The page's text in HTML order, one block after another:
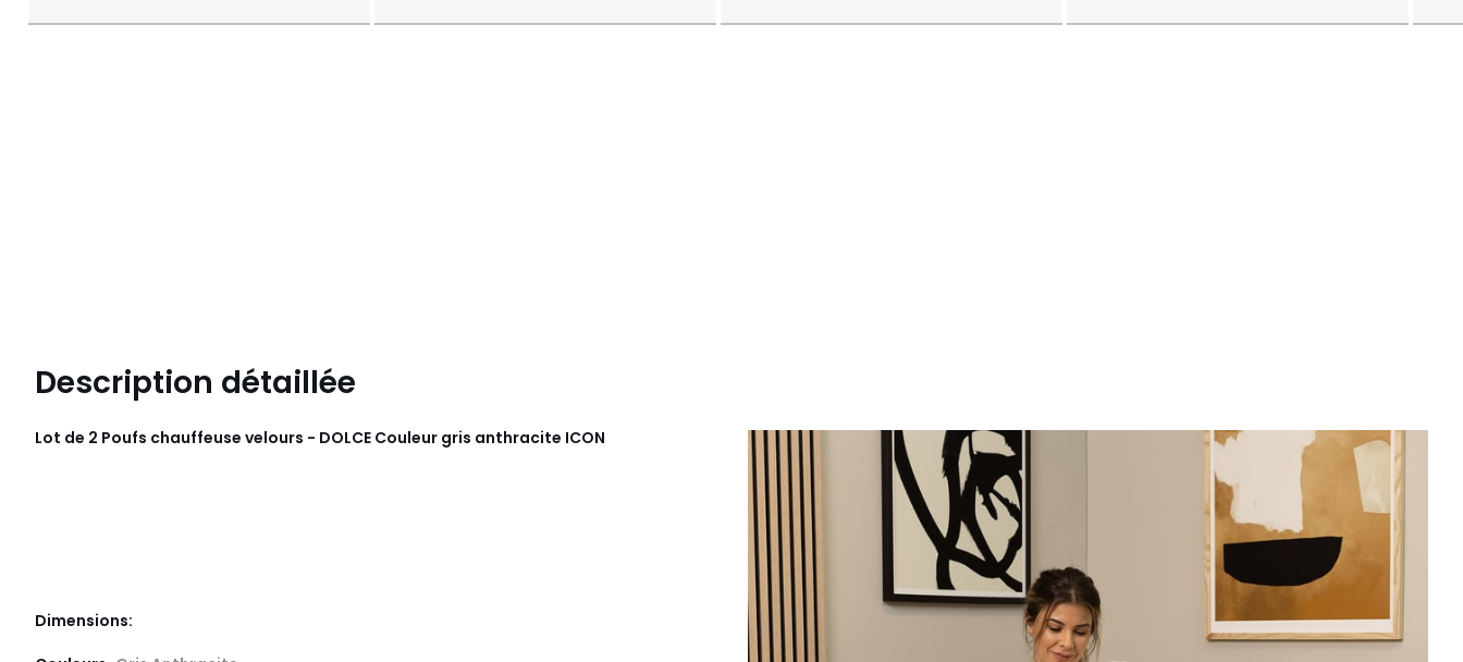
Description détaillée
Lot de 2 Poufs chauffeuse velours - DOLCE Couleur gris anthracite ICON
Dimensions: